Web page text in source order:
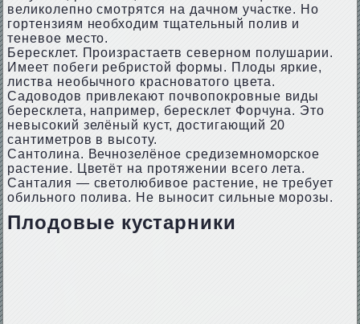
великолепно смотрятся на дачном участке. Но
гортензиям необходим тщательный полив и
теневое место.
Бересклет. Произрастаетв северном полушарии.
Имеет побеги ребристой формы. Плоды яркие,
листва необычного красноватого цвета.
Садоводов привлекают почвопокровные виды
бересклета, например, бересклет Форчуна. Это
невысокий зелёный куст, достигающий 20
сантиметров в высоту.
Сантолина. Вечнозелёное средиземноморское
растение. Цветёт на протяжении всего лета.
Санталия — светолюбивое растение, не требует
обильного полива. Не выносит сильные морозы.
Плодовые кустарники